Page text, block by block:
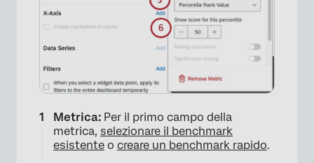
Metrica: Per il primo campo della
metrica, selezionare il benchmark
esistente o creare un benchmark rapido.